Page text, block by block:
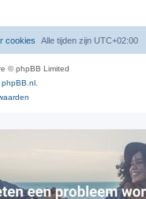
Alle tijden zijn UTC+02:00
cookies
© phpBB Limited
phpBB.nl